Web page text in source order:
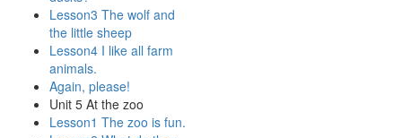
Lesson3 The wolf and
the little sheep
Lesson4 I like all farm
animals.
Again, please!
Unit 5 At the zoo
Lesson1 The zoo is fun.